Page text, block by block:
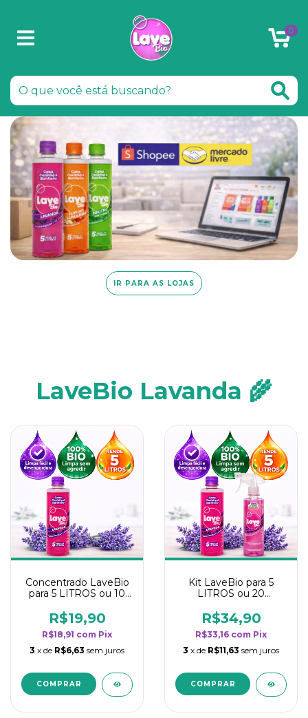
0
IR PARA AS LOJAS
LaveBio Lavanda 🌾
Concentrado LaveBio
para 5 LITROS ou 10
rendimento da
categoria - Lavanda
R$19,90
R$18,91 com Pix
3 x de R$6,63 sem juros
Kit LaveBio para 5
LITROS ou 20
rendimento da
categoria - Lavanda
R$34,90
R$33,16 com Pix
3 x de R$11,63 sem juros